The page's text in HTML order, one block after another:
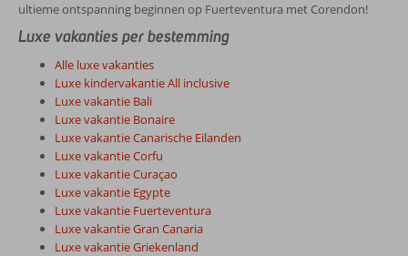
ultieme ontspanning beginnen op Fuerteventura met Corendon!
Luxe vakanties per bestemming
Alle luxe vakanties
Luxe kindervakantie All inclusive
Luxe vakantie Bali
Luxe vakantie Bonaire
Luxe vakantie Canarische Eilanden
Luxe vakantie Corfu
Luxe vakantie Curaçao
Luxe vakantie Egypte
Luxe vakantie Fuerteventura
Luxe vakantie Gran Canaria
Luxe vakantie Griekenland